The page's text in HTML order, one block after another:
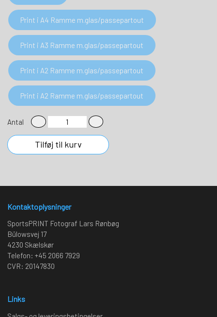
Print i A4 Ramme m.glas/passepartout
Print i A3 Ramme m.glas/passepartout
Print i A2 Ramme m.glas/passepartout
Print i A2 Ramme m.glas/passepartout
Antal
Tilføj til kurv
Kontaktoplysninger
SportsPRINT Fotograf Lars Rønbøg
Bülowsvej 17
4230 Skælskør
Telefon: +45 2066 7929
CVR: 20147830
Links